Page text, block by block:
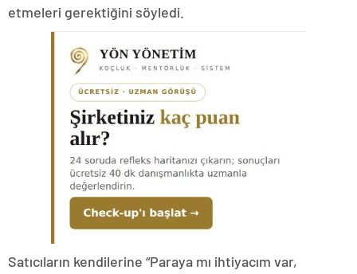
etmeleri gerektiğini söyledi.
Satıcıların kendilerine “Paraya mı ihtiyacım var,